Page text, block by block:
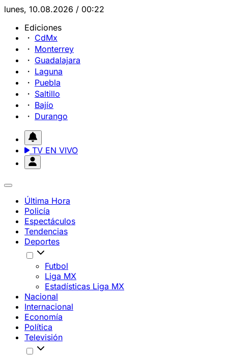
lunes, 10.08.2026 / 00:22
Ediciones
CdMx
Monterrey
Guadalajara
Laguna
Puebla
Saltillo
Bajío
Durango
TV EN VIVO
Última Hora
Policía
Espectáculos
Tendencias
Deportes
Futbol
Liga MX
Estadísticas Liga MX
Nacional
Internacional
Economía
Política
Televisión